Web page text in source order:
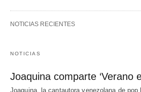
NOTICIAS RECIENTES
NOTICIAS
Joaquina comparte ‘Verano
Joaquina, la cantautora venezolana de pop